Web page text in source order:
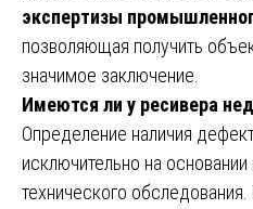
экспертизы
позволяющая получить
значимое заключение.
Имеются ли у ресивера
Определение наличия
исключительно на
технического